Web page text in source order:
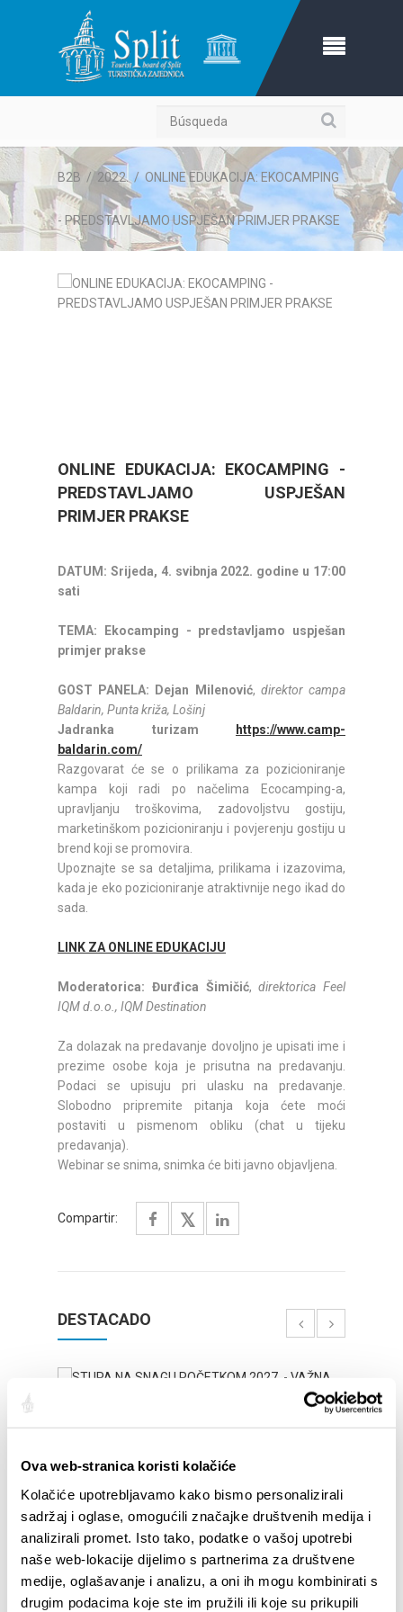
Ova web-stranica koristi kolačiće
Kolačiće upotrebljavamo kako bismo personalizirali
sadržaj i oglase, omogućili značajke društvenih medija i
analizirali promet. Isto tako, podatke o vašoj upotrebi
naše web-lokacije dijelimo s partnerima za društvene
medije, oglašavanje i analizu, a oni ih mogu kombinirati s
drugim podacima koje ste im pružili ili koje su prikupili
Búsqueda
B2B / 2022./ONLINE EDUKACIJA: EKOCAMPING
- PREDSTAVLJAMO USPJEŠAN PRIMJER PRAKSE
ONLINE EDUKACIJA: EKOCAMPING -
PREDSTAVLJAMO USPJEŠAN
PRIMJER PRAKSE
DATUM: Srijeda, 4. svibnja 2022. godine u 17:00
sati
TEMA: Ekocamping - predstavljamo uspješan
primjer prakse
GOST PANELA: Dejan Milenović, direktor campa
Baldarin, Punta križa, Lošinj
Jadranka turizam
https://www.camp-
baldarin.com/
Razgovarat će se o prilikama za pozicioniranje
kampa koji radi po načelima Ecocamping-a,
upravljanju troškovima, zadovoljstvu gostiju,
marketinškom pozicioniranju i povjerenju gostiju u
brend koji se promovira.
Upoznajte se sa detaljima, prilikama i izazovima,
kada je eko pozicioniranje atraktivnije nego ikad do
sada.
LINK ZA ONLINE EDUKACIJU
Moderatorica: Đurđica Šimičić,direktorica Feel
IQM d.o.o., IQM Destination
Za dolazak na predavanje dovoljno je upisati ime i
prezime osobe koja je prisutna na predavanju.
Podaci se upisuju pri ulasku na predavanje.
Slobodno pripremite pitanja koja ćete moći
postaviti u pismenom obliku (chat u tijeku
predavanja).
Webinar se snima, snimka će biti javno objavljena.
Compartir:
DESTACADO
STUPA NA SNAGU POČETKOM 2027.- VAŽNA
INFORMACIJA – IZDAVANJE REGISTRACIJSKOG